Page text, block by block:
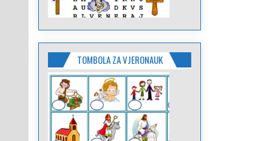
TOMBOLA ZA VJERONAUK